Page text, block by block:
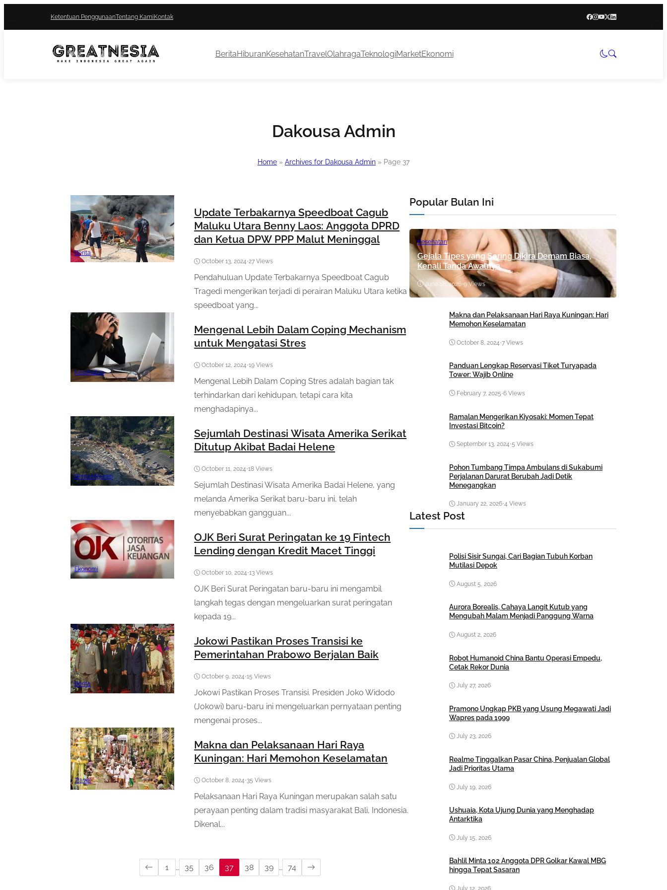
Ketentuan PenggunaanTentang KamiKontak
BeritaHiburanKesehatanTravelOlahragaTeknologiMarketEkonomi
Dakousa Admin
Home » Archives for Dakousa Admin » Page 37
Berita
Update Terbakarnya Speedboat Cagub
Maluku Utara Benny Laos: Anggota DPRD
dan Ketua DPW PPP Malut Meninggal
October 13, 2024•27 Views
Pendahuluan Update Terbakarnya Speedboat Cagub
Tragedi mengerikan terjadi di perairan Maluku Utara ketika
speedboat yang...
Kesehatan
Mengenal Lebih Dalam Coping Mechanism
untuk Mengatasi Stres
October 12, 2024•19 Views
Mengenal Lebih Dalam Coping Stres adalah bagian tak
terhindarkan dari kehidupan, tetapi cara kita
menghadapinya...
BeritaHiburan
Sejumlah Destinasi Wisata Amerika Serikat
Ditutup Akibat Badai Helene
October 11, 2024•18 Views
Sejumlah Destinasi Wisata Amerika Badai Helene, yang
melanda Amerika Serikat baru-baru ini, telah
menyebabkan gangguan...
Ekonomi
OJK Beri Surat Peringatan ke 19 Fintech
Lending dengan Kredit Macet Tinggi
October 10, 2024•13 Views
OJK Beri Surat Peringatan baru-baru ini mengambil
langkah tegas dengan mengeluarkan surat peringatan
kepada 19...
Berita
Jokowi Pastikan Proses Transisi ke
Pemerintahan Prabowo Berjalan Baik
October 9, 2024•15 Views
Jokowi Pastikan Proses Transisi. Presiden Joko Widodo
(Jokowi) baru-baru ini mengeluarkan pernyataan penting
mengenai proses...
Travel
Makna dan Pelaksanaan Hari Raya
Kuningan: Hari Memohon Keselamatan
October 8, 2024•35 Views
Pelaksanaan Hari Raya Kuningan merupakan salah satu
perayaan penting dalam tradisi masyarakat Bali, Indonesia.
Dikenal...
1 … 35 36 37 38 39 … 74
Popular Bulan Ini
Kesehatan
Gejala Tipes yang Sering Dikira Demam Biasa,
Kenali Tanda Awalnya
June 16, 2026•9 Views
Makna dan Pelaksanaan Hari Raya Kuningan: Hari
Memohon Keselamatan
October 8, 2024 •7 Views
Panduan Lengkap Reservasi Tiket Turyapada
Tower: Wajib Online
February 7, 2025•6 Views
Ramalan Mengerikan Kiyosaki: Momen Tepat
Investasi Bitcoin?
September 13, 2024•5 Views
Pohon Tumbang Timpa Ambulans di Sukabumi
Perjalanan Darurat Berubah Jadi Detik
Menegangkan
January 22, 2026•4 Views
Latest Post
Polisi Sisir Sungai, Cari Bagian Tubuh Korban
Mutilasi Depok
August 5, 2026
Aurora Borealis, Cahaya Langit Kutub yang
Mengubah Malam Menjadi Panggung Warna
August 2, 2026
Robot Humanoid China Bantu Operasi Empedu,
Cetak Rekor Dunia
July 27, 2026
Pramono Ungkap PKB yang Usung Megawati Jadi
Wapres pada 1999
July 23, 2026
Realme Tinggalkan Pasar China, Penjualan Global
Jadi Prioritas Utama
July 19, 2026
Ushuaia, Kota Ujung Dunia yang Menghadap
Antarktika
July 15, 2026
Bahlil Minta 102 Anggota DPR Golkar Kawal MBG
hingga Tepat Sasaran
July 12, 2026